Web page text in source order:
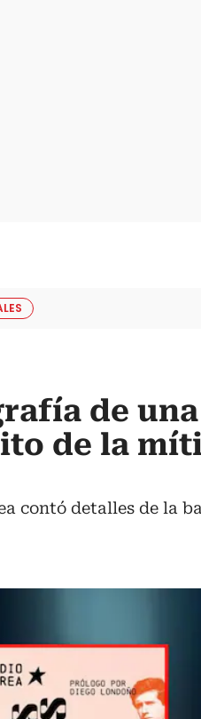
de
de la
contó detalles de la